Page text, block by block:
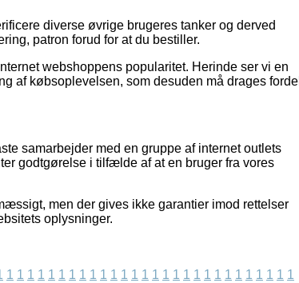
diverse øvrige brugeres tanker og derved
patron forud for at du bestiller.
webshoppens popularitet. Herinde ser vi en
af købsoplevelsen, som desuden må drages fordel
samarbejder med en gruppe af internet outlets
godtgørelse i tilfælde af at en bruger fra vores
men der gives ikke garantier imod rettelser
oplysninger.
1 1 1 1 1 1 1 1 1 1 1 1 1 1 1 1 1 1 1 1 1 1 1 1 1 1 1 1